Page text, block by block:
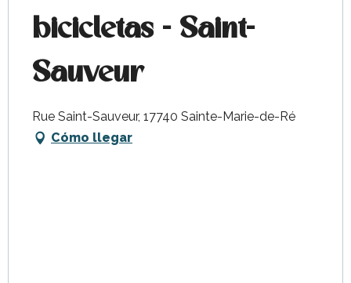
bicicletas - Saint-
Sauveur
Rue Saint-Sauveur, 17740 Sainte-Marie-de-Ré
Cómo llegar